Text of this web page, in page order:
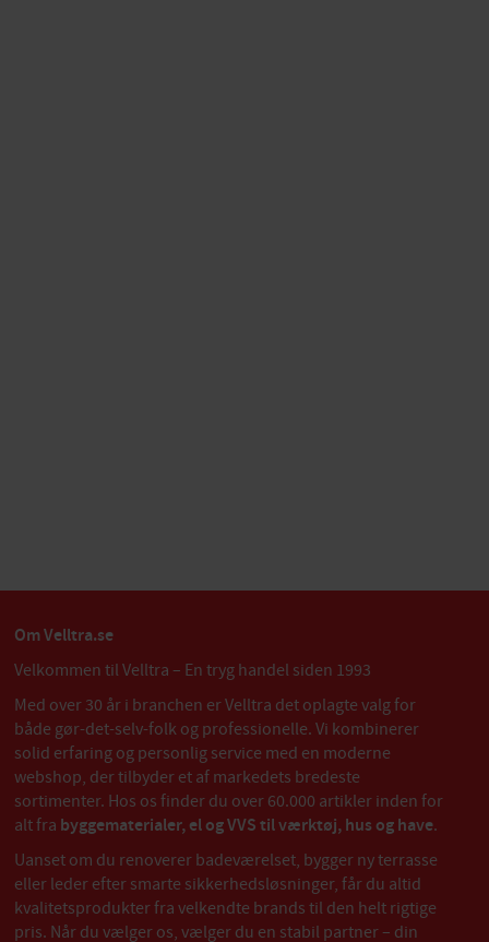
Om Velltra.se
Velkommen til Velltra – En tryg handel siden 1993
Med over 30 år i branchen er Velltra det oplagte valg for
både gør-det-selv-folk og professionelle. Vi kombinerer
solid erfaring og personlig service med en moderne
webshop, der tilbyder et af markedets bredeste
sortimenter. Hos os finder du over 60.000 artikler inden for
alt fra byggematerialer, el og VVS til værktøj, hus og have.
Uanset om du renoverer badeværelset, bygger ny terrasse
eller leder efter smarte sikkerhedsløsninger, får du altid
kvalitetsprodukter fra velkendte brands til den helt rigtige
pris. Når du vælger os, vælger du en stabil partner – din